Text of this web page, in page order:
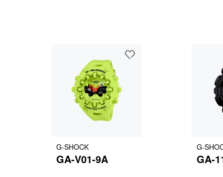
G-SHOCK
GA-V01-9A
G-
GA-